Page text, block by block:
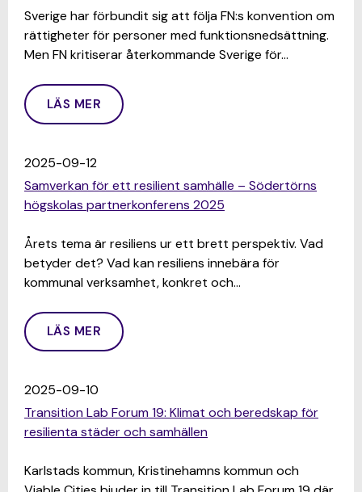
Sverige har förbundit sig att följa FN:s konvention om
rättigheter för personer med funktionsnedsättning.
Men FN kritiserar återkommande Sverige för…
LÄS MER
2025-09-12
Samverkan för ett resilient samhälle – Södertörns
högskolas partnerkonferens 2025
Årets tema är resiliens ur ett brett perspektiv. Vad
betyder det? Vad kan resiliens innebära för
kommunal verksamhet, konkret och…
LÄS MER
2025-09-10
Transition Lab Forum 19: Klimat och beredskap för
resilienta städer och samhällen
Karlstads kommun, Kristinehamns kommun och